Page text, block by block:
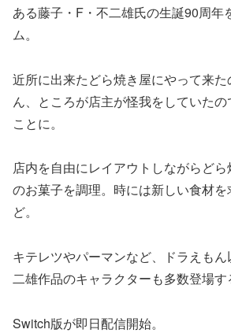
ある藤子・F・不二雄氏の生誕90周年
ム。
近所に出来たどら焼き屋にやって来
ん、ところが店主が怪我をしていた
ことに。
店内を自由にレイアウトしながらど
のお菓子を調理。時には新しい食材
ど。
キテレツやパーマンなど、ドラえも
二雄作品のキャラクターも多数登場す
Switch版が即日配信開始。